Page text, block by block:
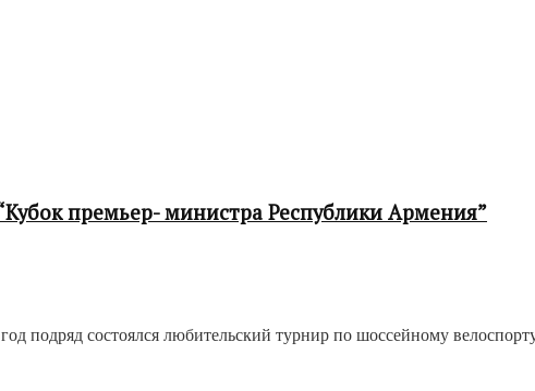
премьер- министра Республики Армения”
подряд состоялся любительский турнир по шоссейному